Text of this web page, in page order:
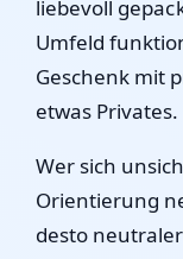
liebevoll
Umfeld
Geschenk mit
etwas Privates.
Wer sich
Orientierung
desto